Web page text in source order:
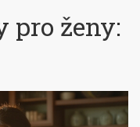
pro ženy: